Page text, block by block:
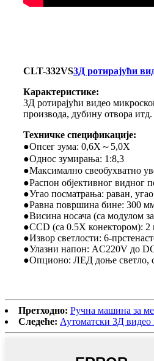
CLT-332VS3Д ротирајући
Карактеристике:
3Д ротирајући видео
производа, дубину отвора
Техничке спецификације:
●Опсег зума: 0,6X～5,0X
●Однос зумирања: 1:8,3
●Максимално свеобухватно
●Распон објективног
●Угао посматрања: раван,
●Равна површина бине: 300
●Висина носача (са модулом
●CCD (са 0.5X конектором):
●Извор светлости: 6-
●Улазни напон: AC220V до
●Опционо: ЛЕД доње светло,
Претходно: Ручна машина за
Следеће: Аутоматски 3Д видео